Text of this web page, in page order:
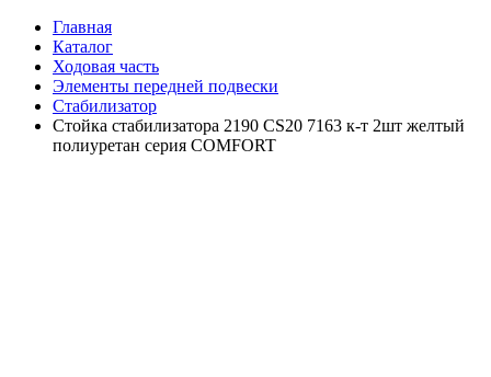
Главная
Каталог
Ходовая часть
Элементы передней подвески
Стабилизатор
Стойка стабилизатора 2190 CS20 7163 к-т 2шт желтый
полиуретан серия COMFORT